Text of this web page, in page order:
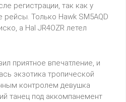
регистрации, так как у
Только Hawk SM5AQD
а Hal JR4OZR летел
приятное впечатление, и
экзотика тропической
контролем девушка
танец под аккомпанемент